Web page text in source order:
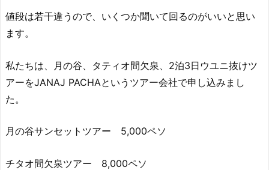
値段は若干違うので、いくつか聞いて回るのがいいと思い
ます。
私たちは、月の谷、タティオ間欠泉、2泊3日ウユニ抜けツ
アーをJANAJ PACHAというツアー会社で申し込みまし
た。
月の谷サンセットツアー 5,000ペソ
チタオ間欠泉ツアー 8,000ペソ